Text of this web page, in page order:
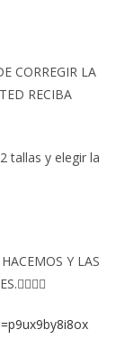
CORREGIR LA
RECIBA
tallas y elegir la
Y LAS